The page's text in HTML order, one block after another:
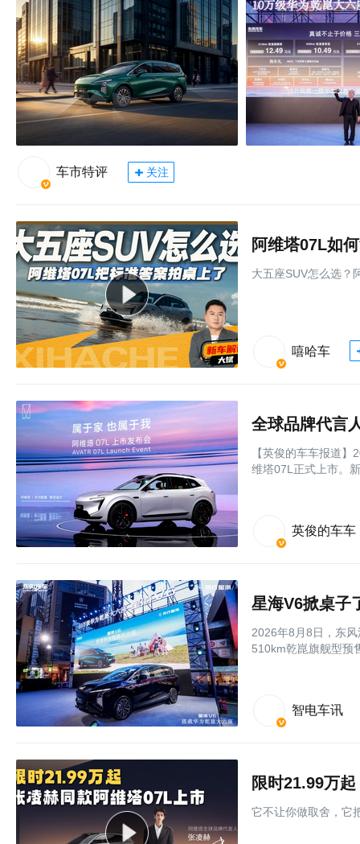
车市特评 关注
阿维塔07L如
大五座SUV怎么选？
嘻哈车
【英俊的车车报道
维塔07L正式上市。
英俊的车车
星海V6掀桌子
2026年8月8日，东
510km乾崑旗舰型预
智电车讯
它不让你做取舍，它